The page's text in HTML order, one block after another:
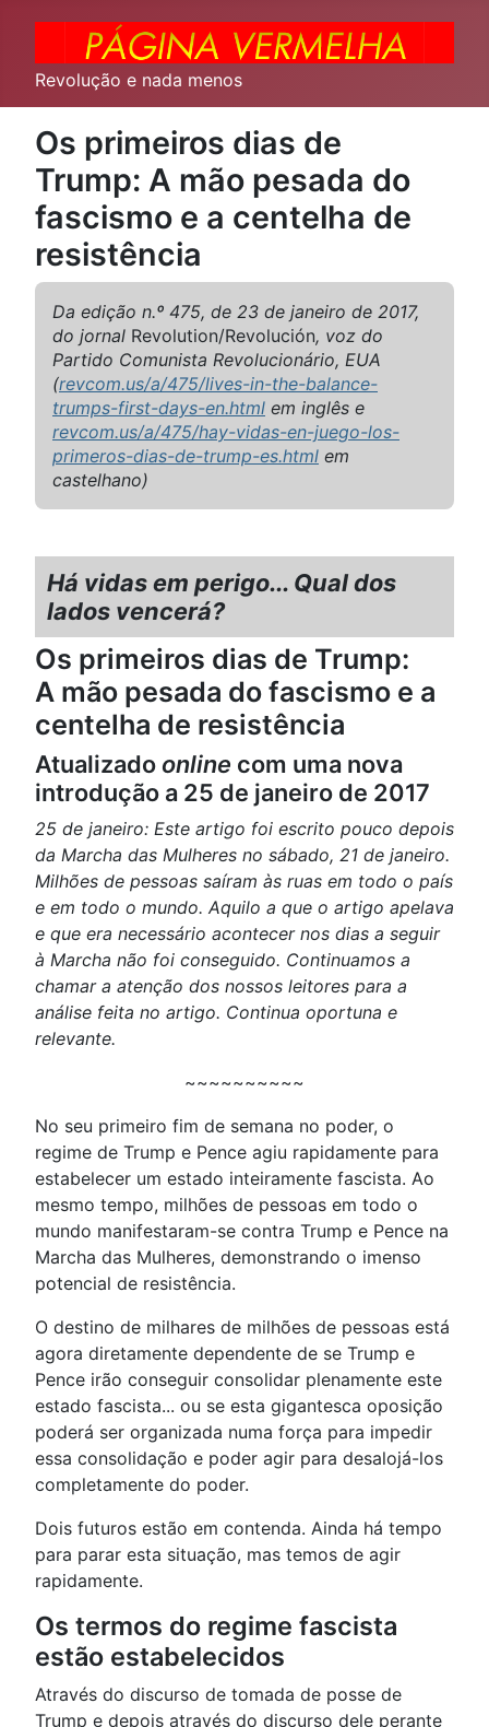
Revolução e nada menos
Os primeiros dias de
Trump: A mão pesada do
fascismo e a centelha de
resistência
Da edição n.º 475, de 23 de janeiro de 2017,
do jornal Revolution/Revolución, voz do
Partido Comunista Revolucionário, EUA
(revcom.us/a/475/lives-in-the-balance-
trumps-first-days-en.html em inglês e
revcom.us/a/475/hay-vidas-en-juego-los-
primeros-dias-de-trump-es.html em
castelhano)
Há vidas em perigo... Qual dos
lados vencerá?
Os primeiros dias de Trump:
A mão pesada do fascismo e a
centelha de resistência
Atualizado online com uma nova
introdução a 25 de janeiro de 2017
25 de janeiro: Este artigo foi escrito pouco depois
da Marcha das Mulheres no sábado, 21 de janeiro.
Milhões de pessoas saíram às ruas em todo o país
e em todo o mundo. Aquilo a que o artigo apelava
e que era necessário acontecer nos dias a seguir
à Marcha não foi conseguido. Continuamos a
chamar a atenção dos nossos leitores para a
análise feita no artigo. Continua oportuna e
relevante.
~~~~~~~~~~
No seu primeiro fim de semana no poder, o
regime de Trump e Pence agiu rapidamente para
estabelecer um estado inteiramente fascista. Ao
mesmo tempo, milhões de pessoas em todo o
mundo manifestaram-se contra Trump e Pence na
Marcha das Mulheres, demonstrando o imenso
potencial de resistência.
O destino de milhares de milhões de pessoas está
agora diretamente dependente de se Trump e
Pence irão conseguir consolidar plenamente este
estado fascista... ou se esta gigantesca oposição
poderá ser organizada numa força para impedir
essa consolidação e poder agir para desalojá-los
completamente do poder.
Dois futuros estão em contenda. Ainda há tempo
para parar esta situação, mas temos de agir
rapidamente.
Os termos do regime fascista
estão estabelecidos
Através do discurso de tomada de posse de
Trump e depois através do discurso dele perante